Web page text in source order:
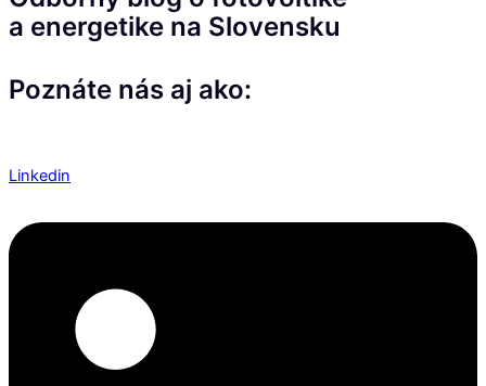
a energetike na Slovensku
Poznáte nás aj ako:
Linkedin